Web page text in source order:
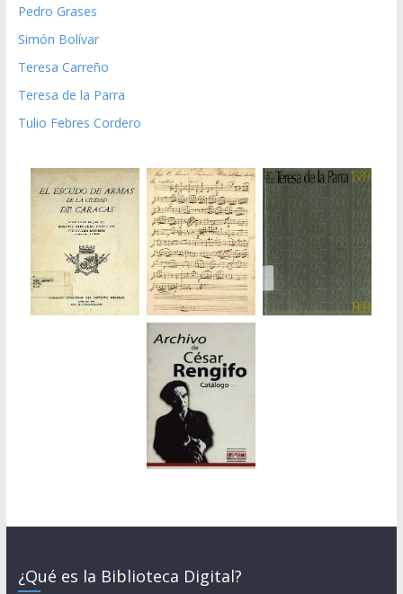
Pedro Grases
Simón Bolívar
Teresa Carreño
Teresa de la Parra
Tulio Febres Cordero
¿Qué es la Biblioteca Digital?